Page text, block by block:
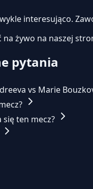
interesująco.
żywo na naszej
pytania
vs Marie
ten mecz?